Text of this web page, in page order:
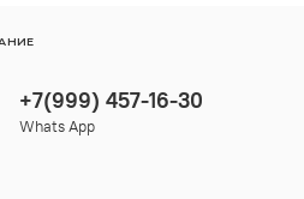
+7(999) 457-16-30
Whats App